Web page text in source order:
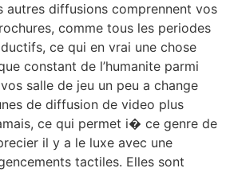
autres diffusions comprennent vos
comme tous les periodes
ce qui en vrai une chose
constant de l’humanite parmi
salle de jeu un peu a change
de diffusion de video plus
ce qui permet i� ce genre de
il y a le luxe avec une
tactiles. Elles sont